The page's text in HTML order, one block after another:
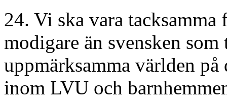
24. Vi ska vara
modigare än svensken
uppmärksamma världen
inom LVU och